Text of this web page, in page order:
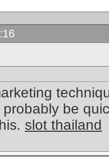
be
slot thailand